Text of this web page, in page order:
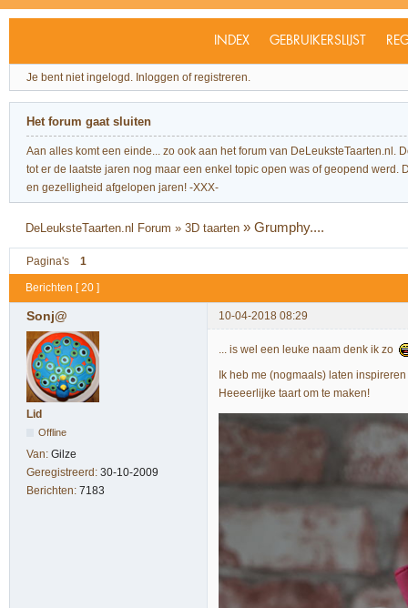
INDEX GEBRUIKERSLIJST
Je bent niet ingelogd. Inloggen of registreren.
Het forum gaat sluiten
Aan alles komt een einde... zo ook aan het forum van
tot er de laatste jaren nog maar een enkel topic open was of geopend
en gezelligheid afgelopen jaren! -XXX-
DeLeuksteTaarten.nl Forum »3D taarten »Grumphy....
Pagina's 1
Berichten [ 20 ]
Sonj@ 10-04-2018 08:29
Lid
Offline
Van: Gilze
Geregistreerd: 30-10-2009
Berichten: 7183
... is wel een leuke naam denk ik zo
Ik heb me (nogmaals) laten
Heeeerlijke taart om te maken!